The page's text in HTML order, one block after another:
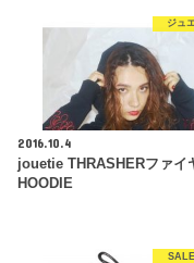
ジュ
2016.10.4
jouetie THRASHERファイ
HOODIE